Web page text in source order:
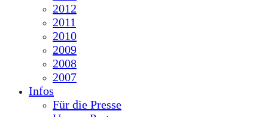
2012
2011
2010
2009
2008
2007
Infos
Für die Presse